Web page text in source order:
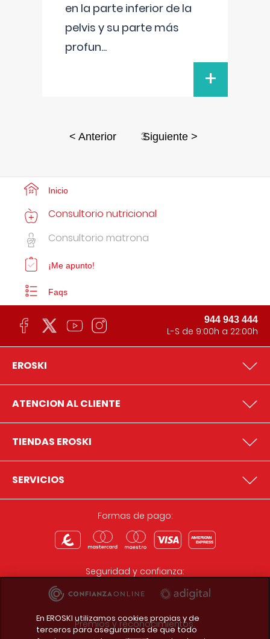
en la parte inferior de la
pelvis y su parte más
profun...
+
< Anterior 3Siguiente >
Inicio
Consultorio nutricional
Consultorio matrona
¡Me apunto!
Faqs
944 943 444
L-S de 9:00h a 22:00h
EROSKI
ATENCION AL CLIENTE
TIENDAS EROSKI
SERVICIOS
Formas de pago:
Seguridad y confianza:
Premios y reconocimientos:
En EROSKI utilizamos cookies propias y de
terceros para asegurarnos de que todo